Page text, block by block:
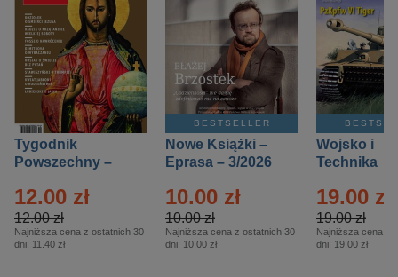
Tygodnik
Powszechny –
12.00 zł
12.00 zł
Najniższa cena z ostatnich 30
dni: 11.40 zł
BESTSELLER
Nowe Książki –
Eprasa – 3/2026
10.00 zł
10.00 zł
Najniższa cena z ostatnich 30
dni: 10.00 zł
Wojsko i
Technika
– 2/2026
19.00 zł
19.00 zł
Najniższa cena z
dni: 19.00 zł